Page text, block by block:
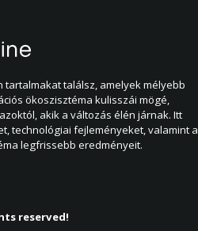
találsz, amelyek mélyebb
ökoszisztéma kulisszái mögé,
akik a változás élén járnak. Itt
technológiai fejleményeket, valamint a
legfrissebb eredményeit.
reserved!